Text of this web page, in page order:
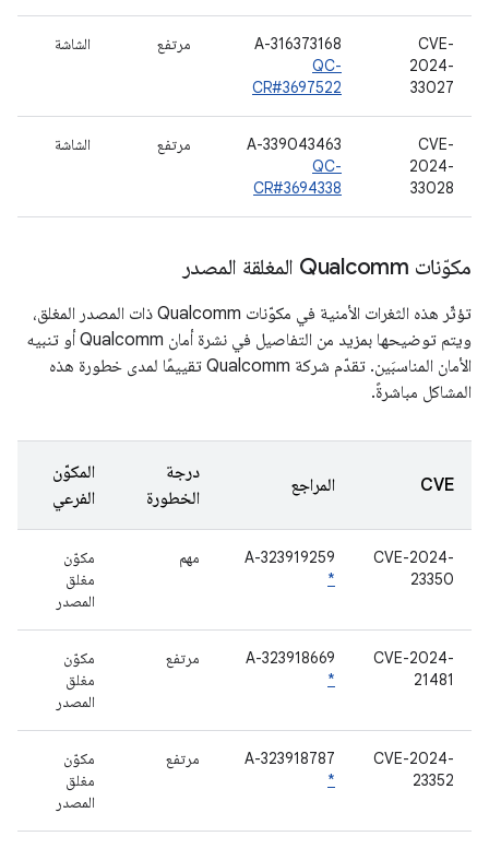
CVE-
2024-
33027
A-316373168
QC-
CR#3697522
مرتفع الشاشة
CVE-
2024-
33028
A-339043463
QC-
CR#3694338
مرتفع الشاشة
مكوّنات Qualcomm المغلقة المصدر
تؤثّر هذه الثغرات الأمنية في مكوّنات Qualcomm ذات المصدر المغلق،
ويتم توضيحها بمزيد من التفاصيل في نشرة أمان Qualcomm أو تنبيه
الأمان المناسبَين. تقدّم شركة Qualcomm تقييمًا لمدى خطورة هذه
المشاكل مباشرةً.
CVE المراجع
درجة
الخطورة
المكوّن
الفرعي
CVE-2024-
23350
A-323919259
*
مهم
مكوّن
مغلق
المصدر
CVE-2024-
21481
A-323918669
*
مرتفع
مكوّن
مغلق
المصدر
CVE-2024-
23352
A-323918787
*
مرتفع
مكوّن
مغلق
المصدر